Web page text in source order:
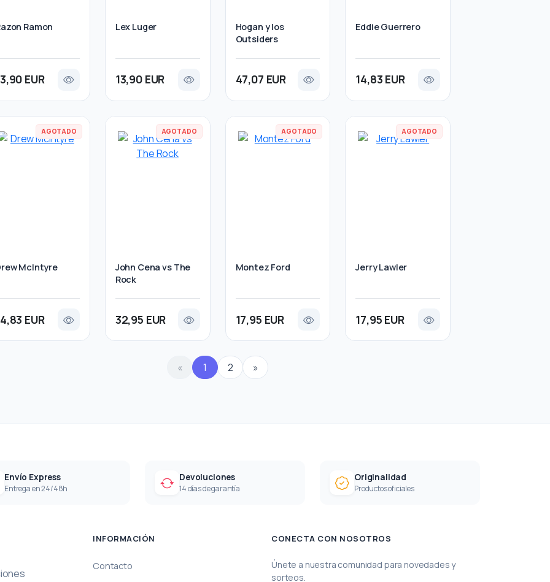
Ramon
EUR
Lex Luger
13,90 EUR
Hogan y los
Outsiders
47,07 EUR
Eddie Guerrero
14,83 EUR
AGOTADO
McIntyre
EUR
AGOTADO
John Cena vs The
Rock
32,95 EUR
AGOTADO
Montez Ford
17,95 EUR
AGOTADO
Jerry Lawler
17,95 EUR
« 1 2 »
Envío Express
Entrega en 24/48h
Devoluciones
14 días de garantía
Originalidad
Productos oficiales
INFORMACIÓN
Contacto
CONECTA CON NOSOTROS
Únete a nuestra comunidad para novedades y
sorteos.